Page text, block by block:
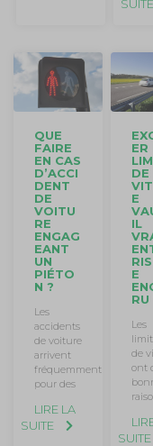
SUITE
QUE
FAIRE
EN CAS
D’ACCI
DENT
DE
VOITU
RE
ENGAG
EANT
UN
PIÉTO
N ?
Les
accidents
de voiture
arrivent
fréquemment
pour des
LIRE LA
SUITE
ER
DE
E
IL
E
RU
Les
de
ont
SUITE